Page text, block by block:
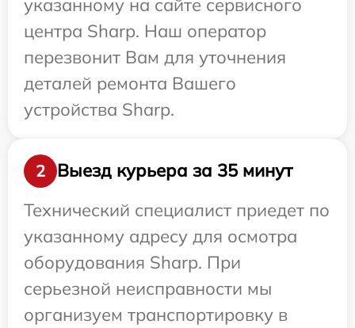
центра Sharp. Наш оператор
перезвонит Вам для уточнения
деталей ремонта Вашего
устройства Sharp.
2
Выезд курьера за 35 минут
Технический специалист приедет по
указанному адресу для осмотра
оборудования Sharp. При
серьезной неисправности мы
организуем транспортировку в